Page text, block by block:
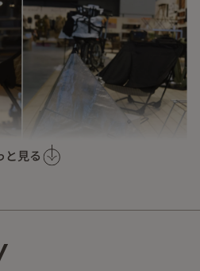
と見る
ことで、スピーディーな設営と
を取り付けできるループを標準